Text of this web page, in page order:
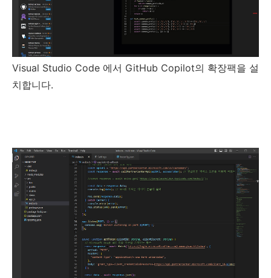
Visual Studio Code 에서 GitHub Copilot의 확장팩을 설
치합니다.